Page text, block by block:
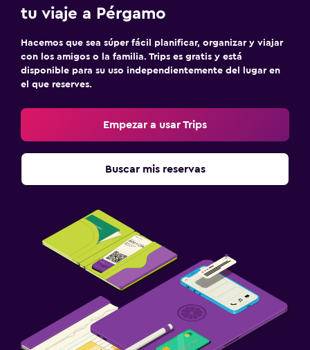
tu viaje a Pérgamo
Hacemos que sea súper fácil planificar, organizar y viajar
con los amigos o la familia. Trips es gratis y está
disponible para su uso independientemente del lugar en
el que reserves.
Empezar a usar Trips
Buscar mis reservas